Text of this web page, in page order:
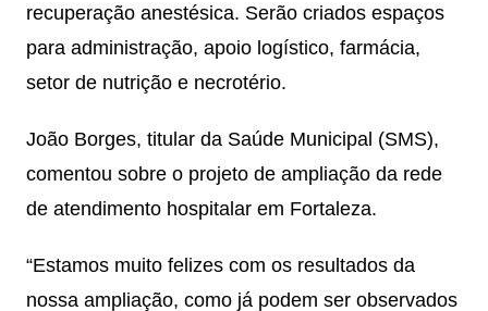
recuperação anestésica. Serão criados espaços
para administração, apoio logístico, farmácia,
setor de nutrição e necrotério.
João Borges, titular da Saúde Municipal (SMS),
comentou sobre o projeto de ampliação da rede
de atendimento hospitalar em Fortaleza.
“Estamos muito felizes com os resultados da
nossa ampliação, como já podem ser observados